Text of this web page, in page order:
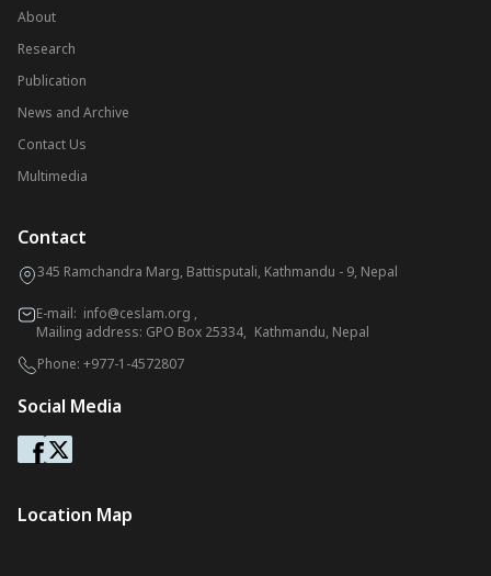
About
Research
Publication
News and Archive
Contact Us
Multimedia
Contact
345 Ramchandra Marg, Battisputali, Kathmandu - 9, Nepal
E-mail: info@ceslam.org ,
Mailing address: GPO Box 25334, Kathmandu, Nepal
Phone: +977-1-4572807
Social Media
Location Map